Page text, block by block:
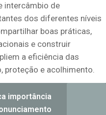
intercâmbio de
dos diferentes níveis
boas práticas,
e construir
a eficiência das
proteção e acolhimento.
importância